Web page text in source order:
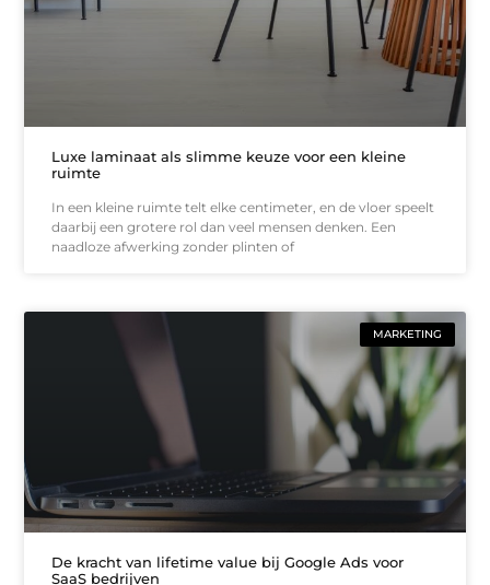
Luxe laminaat als slimme keuze voor een kleine
ruimte
In een kleine ruimte telt elke centimeter, en de vloer speelt
daarbij een grotere rol dan veel mensen denken. Een
naadloze afwerking zonder plinten of
MARKETING
De kracht van lifetime value bij Google Ads voor
SaaS bedrijven